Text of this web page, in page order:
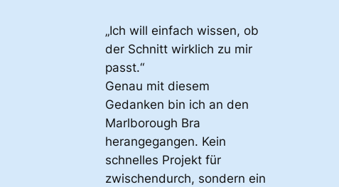
„Ich will einfach wissen, ob
der Schnitt wirklich zu mir
passt.“
Genau mit diesem
Gedanken bin ich an den
Marlborough Bra
herangegangen. Kein
schnelles Projekt für
zwischendurch, sondern ein